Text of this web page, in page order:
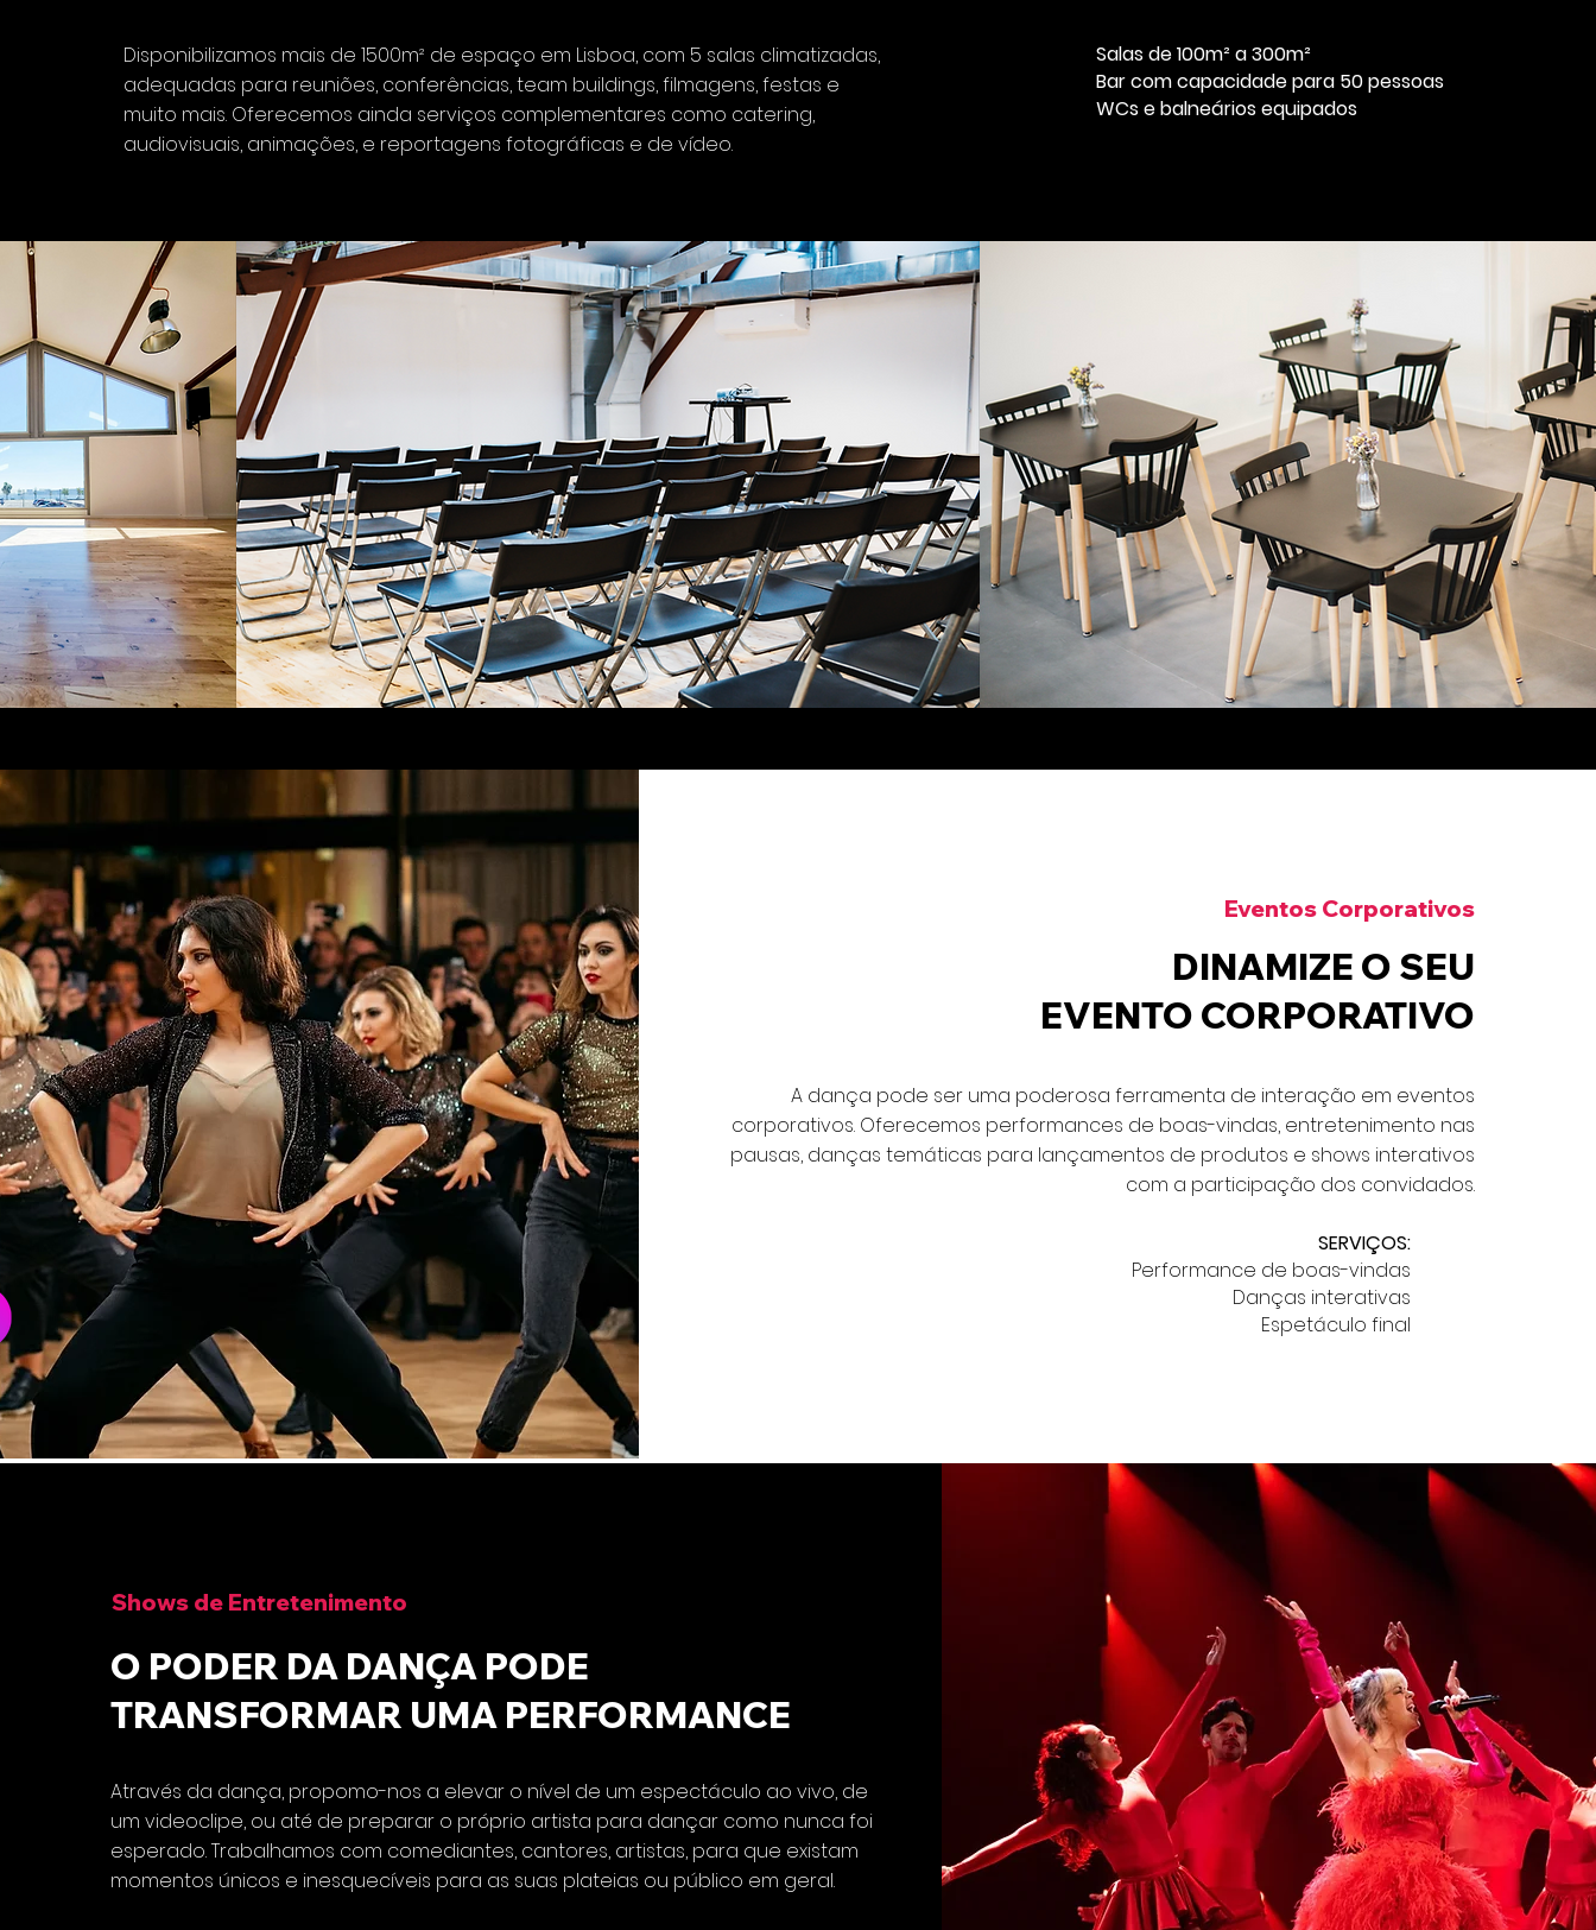
Disponibilizamos mais de 1500m² de espaço em Lisboa, com 5 salas climatizadas,
adequadas para reuniões, conferências, team buildings, filmagens, festas e
muito mais. Oferecemos ainda serviços complementares como catering,
audiovisuais, animações, e reportagens fotográficas e de vídeo.
Salas de 100m² a 300m²
Bar com capacidade para 50 pessoas
WCs e balneários equipados
Eventos Corporativos
DINAMIZE O SEU
EVENTO CORPORATIVO
A dança pode ser uma poderosa ferramenta de interação em eventos
corporativos. Oferecemos performances de boas-vindas, entretenimento nas
pausas, danças temáticas para lançamentos de produtos e shows interativos
com a participação dos convidados.
SERVIÇOS:
Performance de boas-vindas
Danças interativas
Espetáculo final
Shows de Entretenimento
O PODER DA DANÇA PODE
TRANSFORMAR UMA PERFORMANCE
Através da dança, propomo-nos a elevar o nível de um espectáculo ao vivo, de
um videoclipe, ou até de preparar o próprio artista para dançar como nunca foi
esperado. Trabalhamos com comediantes, cantores, artistas, para que existam
momentos únicos e inesquecíveis para as suas plateias ou público em geral.